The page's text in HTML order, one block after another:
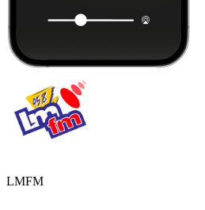
LMFM